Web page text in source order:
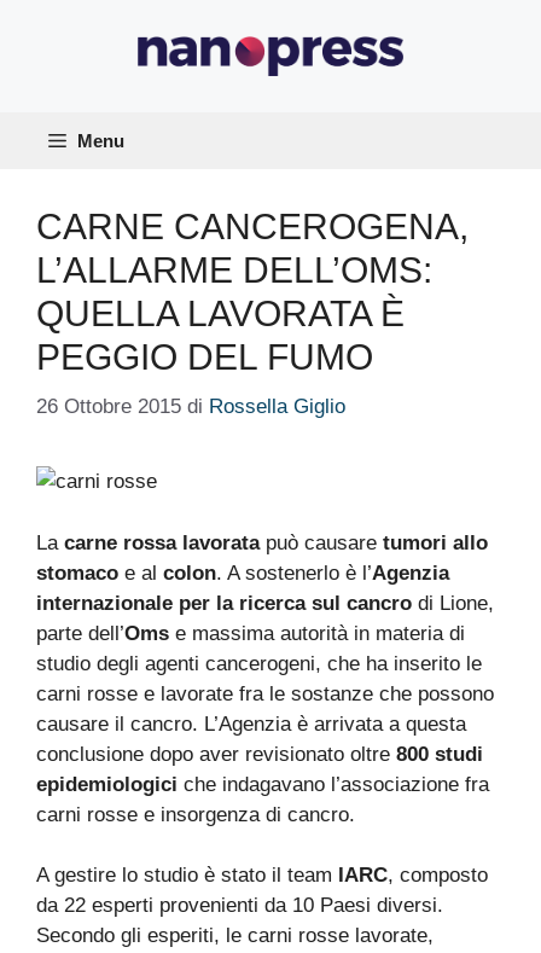
Menu
CARNE CANCEROGENA,
L’ALLARME DELL’OMS:
QUELLA LAVORATA È
PEGGIO DEL FUMO
26 Ottobre 2015 di Rossella Giglio
La carne rossa lavoratapuò causare tumori allo
stomaco e al colon. A sostenerlo è l’Agenzia
internazionale per la ricerca sul cancro di Lione,
parte dell’Oms e massima autorità in materia di
studio degli agenti cancerogeni, che ha inserito le
carni rosse e lavorate fra le sostanze che possono
causare il cancro. L’Agenzia è arrivata a questa
conclusione dopo aver revisionato oltre 800 studi
epidemiologici che indagavano l’associazione fra
carni rosse e insorgenza di cancro.
A gestire lo studio è stato il team IARC, composto
da 22 esperti provenienti da 10 Paesi diversi.
Secondo gli esperiti, le carni rosse lavorate,